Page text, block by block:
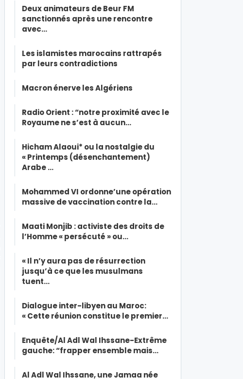
Deux animateurs de Beur FM
sanctionnés après une rencontre
avec…
Les islamistes marocains rattrapés
par leurs contradictions
Macron énerve les Algériens
Radio Orient : “notre proximité avec le
Royaume ne s’est à aucun…
Hicham Alaoui* ou la nostalgie du
« Printemps (désenchantement)
Arabe …
Mohammed VI ordonne’une opération
massive de vaccination contre la…
Maati Monjib : activiste des droits de
l’Homme « persécuté » ou…
« Il n’y aura pas de résurrection
jusqu’à ce que les musulmans
tuent…
Dialogue inter-libyen au Maroc:
« Cette réunion constitue le premier…
Enquête/Al Adl Wal Ihssane-Extrême
gauche: “frapper ensemble mais…
Al Adl Wal Ihssane, une Jamaa née